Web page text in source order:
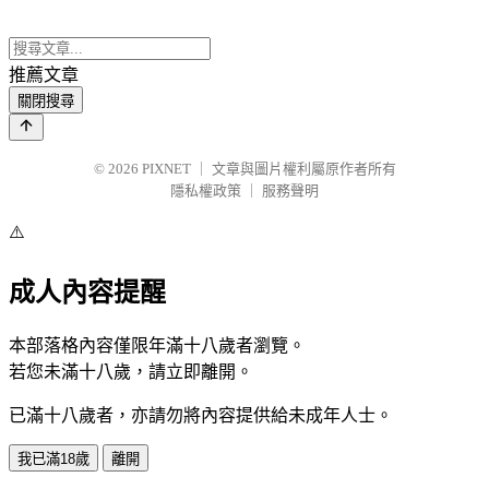
推薦文章
關閉搜尋
© 2026 PIXNET
文章與圖片權利屬原作者所有
隱私權政策
服務聲明
⚠️
成人內容提醒
本部落格內容僅限年滿十八歲者瀏覽。
若您未滿十八歲，請立即離開。
已滿十八歲者，亦請勿將內容提供給未成年人士。
我已滿18歲 離開